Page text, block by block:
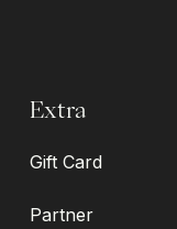
Extra
Gift Card
Partner